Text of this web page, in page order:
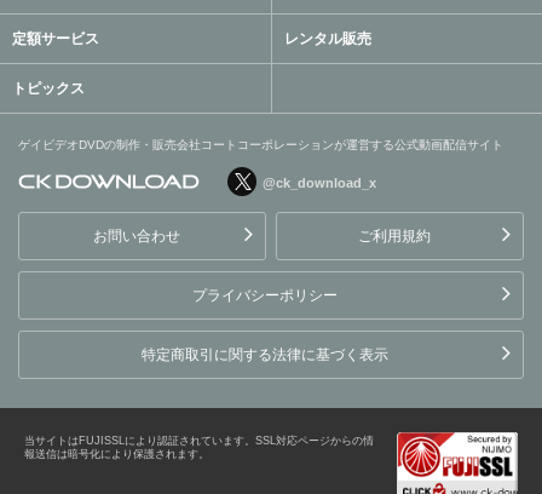
定額サービス レンタル販売
トピックス
ゲイビデオDVDの制作・販売会社コートコーポレーションが運営する公式動画配信サイト
ョンが運営する公式動画配
信サイト
@ck_download_x
お問い合わせ ご利用規約
プライバシーポリシー
特定商取引に関する法律に基づく表示
当サイトはFUJISSLにより認証されています。SSL対応ページからの情
報送信は暗号化により保護されます。